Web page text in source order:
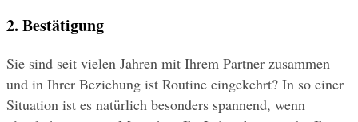
2. Bestätigung
Sie sind seit vielen Jahren mit Ihrem Partner zusammen
und in Ihrer Beziehung ist Routine eingekehrt? In so einer
Situation ist es natürlich besonders spannend, wenn